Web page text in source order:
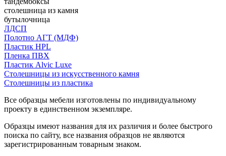
столешница из камня
бутылочница
ЛДСП
Полотно АГТ (МДФ)
Пластик HPL
Пленка ПВХ
Пластик Alvic Luxe
Столешницы из искусственного камня
Столешницы из пластика
Все образцы мебели изготовлены по индивидуальному
проекту в единственном экземпляре.
Образцы имеют названия для их различия и более быстрого
поиска по сайту, все названия образцов не являются
зарегистрированным товарным знаком.